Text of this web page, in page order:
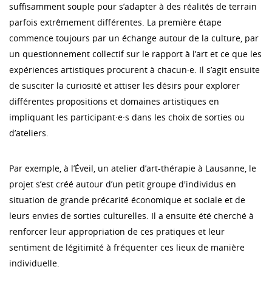
suffisamment souple pour s’adapter à des réalités de terrain
parfois extrêmement différentes. La première étape
commence toujours par un échange autour de la culture, par
un questionnement collectif sur le rapport à l’art et ce que les
expériences artistiques procurent à chacun·e. Il s’agit ensuite
de susciter la curiosité et attiser les désirs pour explorer
différentes propositions et domaines artistiques en
impliquant les participant·e·s dans les choix de sorties ou
d’ateliers.
Par exemple, à l’Éveil, un atelier d’art-thérapie à Lausanne, le
projet s’est créé autour d’un petit groupe d'individus en
situation de grande précarité économique et sociale et de
leurs envies de sorties culturelles. Il a ensuite été cherché à
renforcer leur appropriation de ces pratiques et leur
sentiment de légitimité à fréquenter ces lieux de manière
individuelle.